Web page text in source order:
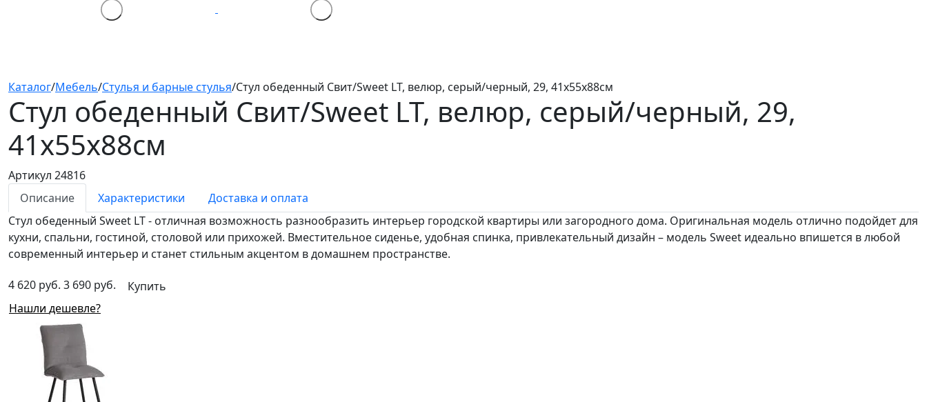
Каталог/Мебель/Стулья и барные стулья/Стул обеденный Свит/Sweet LT, велюр, серый/черный, 29, 41х55х88см
Стул обеденный Свит/Sweet LT, велюр, серый/черный, 29,
41х55х88см
Артикул 24816
Описание
Характеристики
Доставка и оплата
Стул обеденный Sweet LT - отличная возможность разнообразить интерьер городской квартиры или загородного дома. Оригинальная модель отлично подойдет для
кухни, спальни, гостиной, столовой или прихожей. Вместительное сиденье, удобная спинка, привлекательный дизайн – модель Sweet идеально впишется в любой
современный интерьер и станет стильным акцентом в домашнем пространстве.
4 620 руб. 3 690 руб.
Купить
Нашли дешевле?